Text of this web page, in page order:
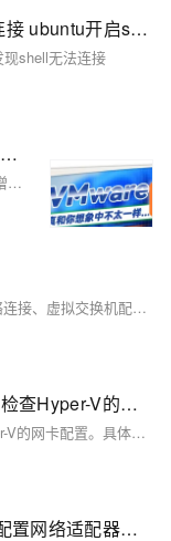
安装了ubuntu虚拟机后发现shell无法连接 ubuntu开启ssh连接
现shell无法连接
【2025最新】VMware Workstation Pro 虚拟机配置与安装VMware Tools 感受它的强大~
VMware Tools 是 VMware 虚拟机中自带的一种增强工具，能够显著提升虚拟机的性能和用户体验。它提供了优化的显卡驱动程序、文件共享与拖放功能、时间同步以及跨虚拟机和宿主机的复制粘贴功能。安装 VMware Tools 可以让虚拟机在 VMware 平台上运行得更加高效，并且对于老旧系统（如 Win98、Win2000、WinXP）也能提供必要的驱动支持。每个虚拟机都需要独立安装与其操作系统版本相匹配的 VMware Tools，以确保最佳兼容性和性能表现。
在配置Hyper-V Win10虚拟机时，用户常面临网络连接、虚拟交换机配置、资源分配及其他问题。例如，虚拟机无法获取IP地址可能源于DHCP服务异常，需检查并启动该服务；外部虚拟交换机配置错误则需确保物理网络适配器正确连接。此外，内存不足或虚拟硬盘性能瓶颈也会影响运行效果。通过合理调整资源配置、优化设置及遵循最佳实践，可有效解决这些问题。
当虚拟机出现网络连接问题时，应该先检查Hyper-V的网卡连接配置
当虚拟机出现网络连接问题时，应首先检查Hyper-V的网卡配置。具体步骤包括：确认虚拟机运行状态、检查虚拟交换机类型和物理网卡连接、确保虚拟机网络适配器正确连接到虚拟交换机，并验证网络配置（IP地址等）。常见问题如虚拟交换机配置错误、网络适配器未连接或防火墙阻止连接，可通过重新配置或调整设置解决。必要时重启虚拟机和宿主机，查看事件日志或联系技术支持以进一步排查问题。
导入虚拟机到Hyper-V环境时，理解并配置网络适配器设置是确保网络通信的关键